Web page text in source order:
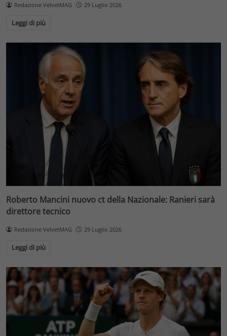
Redazione VelvetMAG 29 Luglio 2026
Leggi di più
Roberto Mancini nuovo ct della Nazionale: Ranieri sarà
direttore tecnico
Redazione VelvetMAG 29 Luglio 2026
Leggi di più